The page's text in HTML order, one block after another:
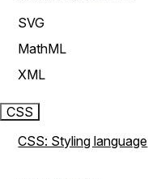
SVG
MathML
XML
CSS
CSS: Styling language